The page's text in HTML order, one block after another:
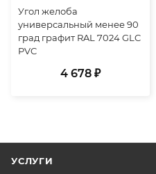
Угол желоба
универсальный менее 90
град графит RAL 7024 GLC
PVC
4 678 ₽
УСЛУГИ